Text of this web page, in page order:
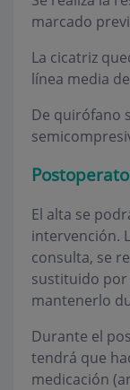
marcado
La cicatriz
línea media
De quirófano
El alta se
intervención.
consulta, se
sustituido por
mantenerlo
Durante el
tendrá que
medicación